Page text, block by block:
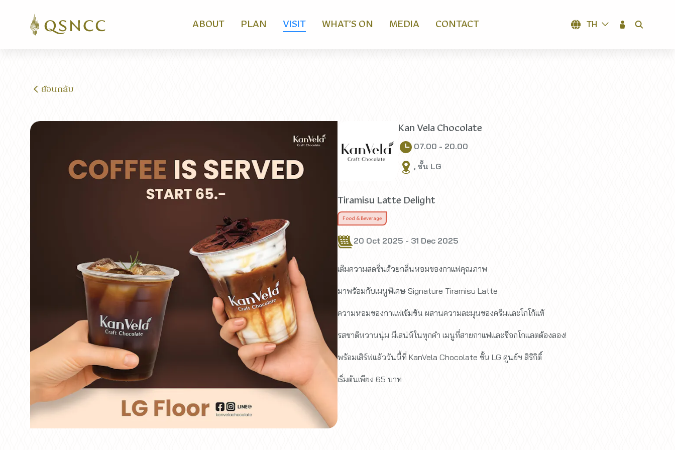
ABOUT PLAN VISIT WHAT’S ON MEDIA CONTACT TH
ย้อนกลับ
Kan Vela Chocolate
07.00 - 20.00
, ชั้น LG
Tiramisu Latte Delight
Food & Beverage
20 Oct 2025 - 31 Dec 2025
เติมความสดชื่นด้วยกลิ่นหอมของกาแฟคุณภาพ
มาพร้อมกับเมนูพิเศษ Signature Tiramisu Latte
ความหอมของกาแฟเข้มข้น ผสานความละมุนของครีมและโกโก้แท้
รสชาติหวานนุ่ม มีเสน่ห์ในทุกคำ เมนูที่สายกาแฟและช็อกโกแลตต้องลอง!
พร้อมเสิร์ฟแล้ววันนี้ที่ KanVela Chocolate ชั้น LG ศูนย์ฯ สิริกิติ์
เริ่มต้นเพียง 65 บาท